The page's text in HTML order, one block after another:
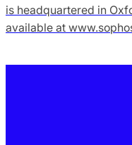
is headquartered in
available at